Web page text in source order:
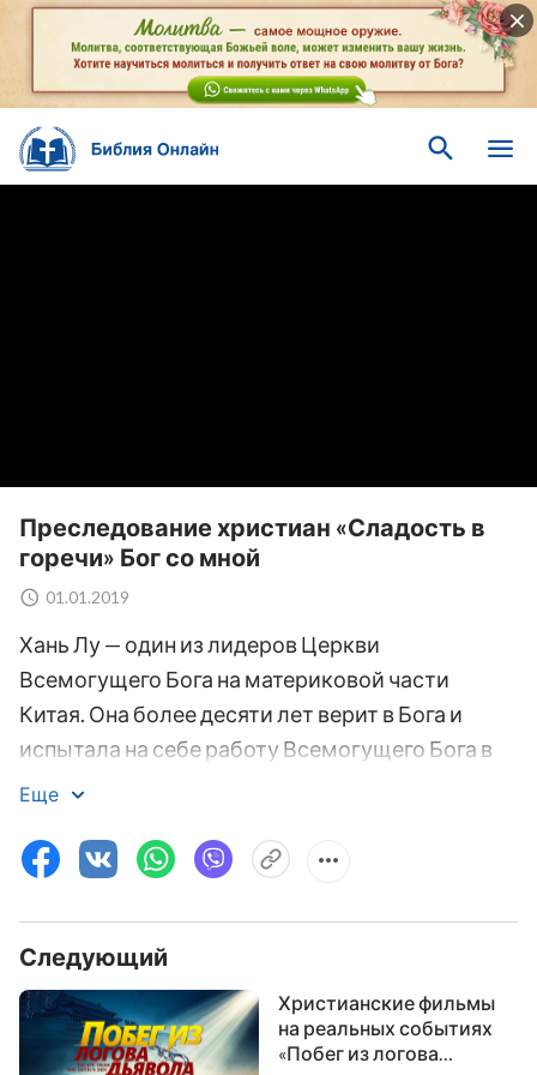
Преследование христиан «Сладость в
горечи» Бог со мной
01.01.2019
Хань Лу — один из лидеров Церкви
Всемогущего Бога на материковой части
Китая. Она более десяти лет верит в Бога и
испытала на себе работу Всемогущего Бога в
последние дни. Она постигла некоторые
освободиться от греха и жить значимой
жизнью только через Христа последних дней —
Всемогущего Бога. Она отказалась от всего
ради того, чтобы следовать за Всемогущим
Богом, и в самых разных местах
свидетельствовала о явлении и работе Бога в
последние дни. Однако в Китае, где правит КПК
Еще
Следующий
Христианские фильмы
на реальных событиях
«Побег из логова